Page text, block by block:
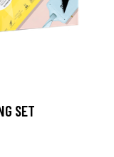
SET